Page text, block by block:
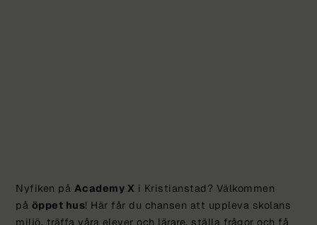
Nyfiken på Academy X i Kristianstad? Välkommen
på öppet hus! Här får du chansen att uppleva skolans
miljö, träffa våra elever och lärare, ställa frågor och få